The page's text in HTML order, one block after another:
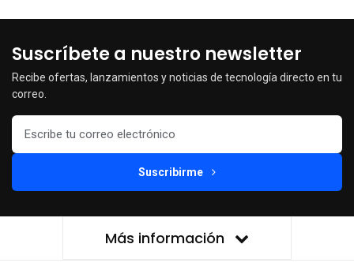
Suscríbete a nuestro newsletter
Recibe ofertas, lanzamientos y noticias de tecnología directo en tu
correo.
Suscribirme
Más información